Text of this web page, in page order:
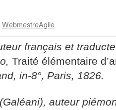
WebmestreAgile
français et
Traité élémentaire
in-8°, Paris, 1826.
auteur